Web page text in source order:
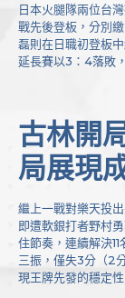
日本火腿隊兩位台
戰先後登板，分別
磊則在日職初登板
延長賽以3：4落敗
古林開
局展現
繼上一戰對樂天投
即遭軟銀打者野村
住節奏，連續解決
三振，僅失3分（2
現王牌先發的穩定性